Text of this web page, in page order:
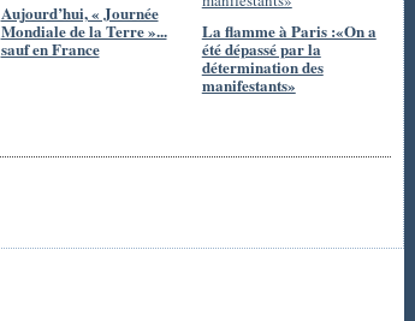
Aujourd’hui, « Journée
Mondiale de la Terre »...
sauf en France
La flamme à Paris :«On a
été dépassé par la
détermination des
manifestants»